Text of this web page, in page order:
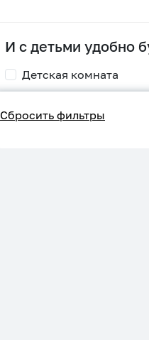
И с детьми удобно
Детская комната
кормления
Сбросить фильтры